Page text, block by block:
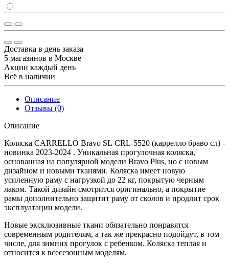
Доставка в день заказа
5 магазинов в Москве
Акции каждый день
Всё в наличии
Описание
Отзывы (0)
Описание
Коляска CARRELLO Bravo SL CRL-5520 (каррелло браво сл) -
новинка 2023-2024 . Уникальная прогулочная коляска,
основанная на популярной модели Bravo Plus, но с новым
дизайном и новыми тканями. Коляска имеет новую
усиленную раму с нагрузкой до 22 кг, покрытую черным
лаком. Такой дизайн смотрится оригинально, а покрытие
рамы дополнительно защитит раму от сколов и продлит срок
эксплуатации модели.
Новые эксклюзивные ткани обязательно понравятся
современным родителям, а так же прекрасно подойдут, в том
числе, для зимних прогулок с ребенком. Коляска теплая и
относится к всесезонным моделям.